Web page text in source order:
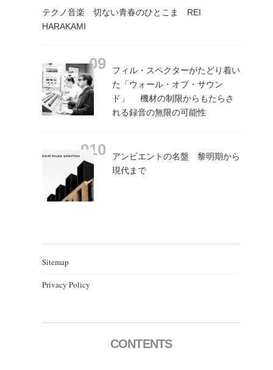
テクノ音楽 切ない青春のひとこま REI
HARAKAMI
フィル・スペクターがたどり着い
た「ウォール・オブ・サウン
ド」 機材の制限からもたらさ
れる録音の無限の可能性
アンビエントの名盤 黎明期から
現代まで
Sitemap
Privacy Policy
CONTENTS